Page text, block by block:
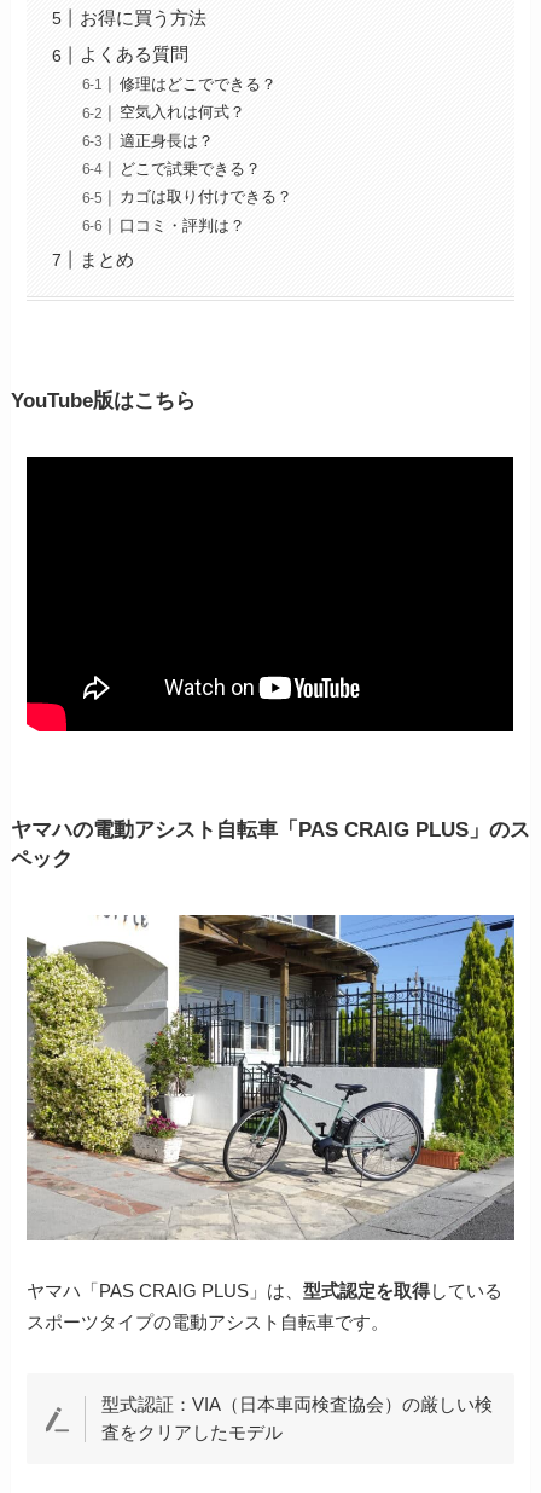
お得に買う方法
よくある質問
修理はどこでできる？
空気入れは何式？
適正身長は？
どこで試乗できる？
カゴは取り付けできる？
口コミ・評判は？
まとめ
YouTube版はこちら
ヤマハの電動アシスト自転車「PAS CRAIG PLUS」のス
ペック
ヤマハ「PAS CRAIG PLUS」は、型式認定を取得している
スポーツタイプの電動アシスト自転車です。
型式認証：VIA（日本車両検査協会）の厳しい検
査をクリアしたモデル